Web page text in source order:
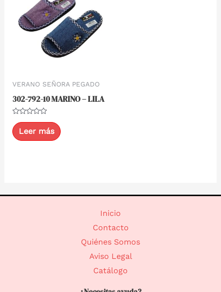
VERANO SEÑORA PEGADO
302-792-10 MARINO – LILA
Valorado
con
0
de
Leer más
Inicio
Contacto
Quiénes Somos
Aviso Legal
Catálogo